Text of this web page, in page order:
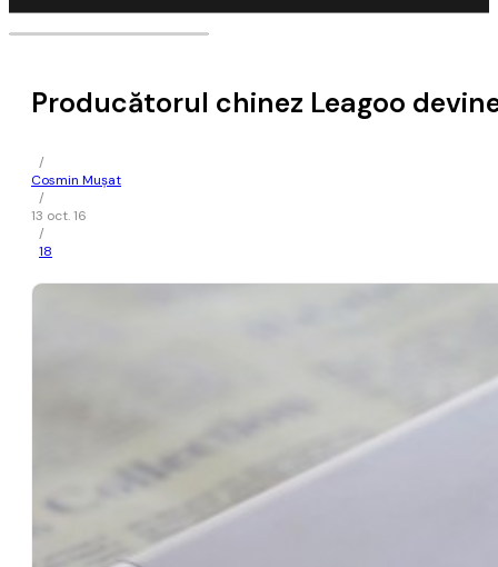
Producătorul chinez Leagoo
/
Cosmin Mușat
/
13 oct. 16
/
18